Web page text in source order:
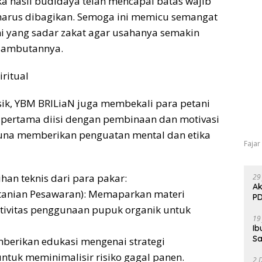
dibagikan. Semoga ini memicu semangat
sadar zakat agar usahanya semakin
YBM BRILiaN juga membekali para petani
diisi dengan pembinaan dan motivasi
memberikan penguatan mental dan etika
teknis dari para pakar:
Pesawaran): Memaparkan materi
penggunaan pupuk organik untuk
edukasi mengenai strategi
meminimalisir risiko gagal panen.
2